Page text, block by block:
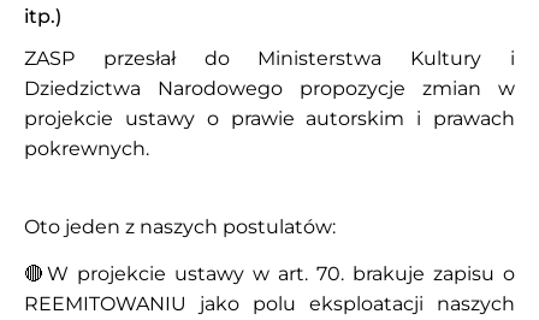
itp.)
ZASP przesłał do Ministerstwa Kultury i
Dziedzictwa Narodowego propozycje zmian w
projekcie ustawy o prawie autorskim i prawach
pokrewnych.
Oto jeden z naszych postulatów:
🔴W projekcie ustawy w art. 70. brakuje zapisu o
REEMITOWANIU jako polu eksploatacji naszych